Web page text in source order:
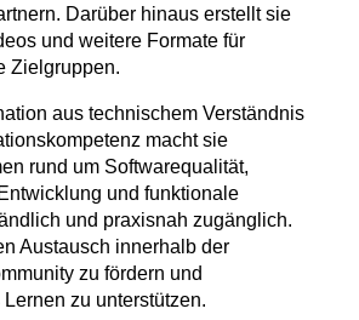
Darüber hinaus erstellt sie
und weitere Formate für
Zielgruppen.
aus technischem Verständnis
macht sie
rund um Softwarequalität,
und funktionale
und praxisnah zugänglich.
Austausch innerhalb der
zu fördern und
zu unterstützen.